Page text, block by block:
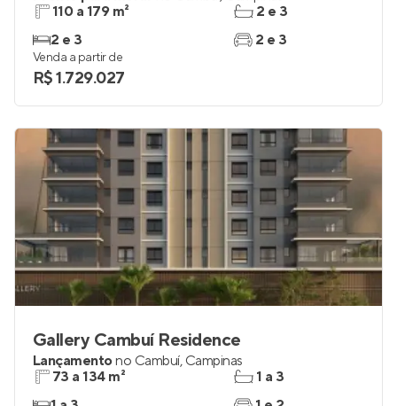
110 a 179 m²
2 e 3
2 e 3
2 e 3
Venda a partir de
R$ 1.729.027
Gallery Cambuí Residence
Lançamentono Cambuí, Campinas
73 a 134 m²
1 a 3